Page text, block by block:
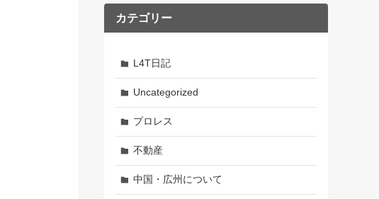
カテゴリー
L4T日記
Uncategorized
プロレス
不動産
中国・広州について